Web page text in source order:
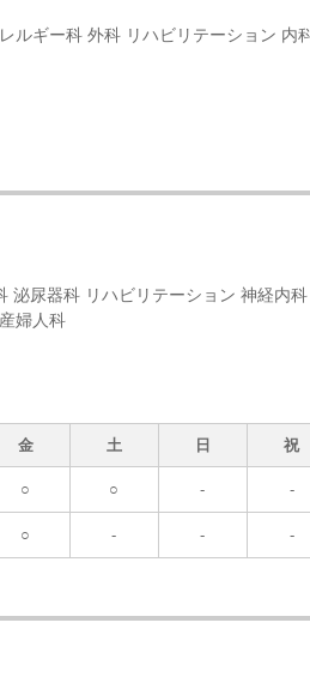
ルギー科 外科 リハビリテーション 内
泌尿器科 リハビリテーション 神経内
婦人科
金 土 日 祝
○ ○ - -
○ - - -